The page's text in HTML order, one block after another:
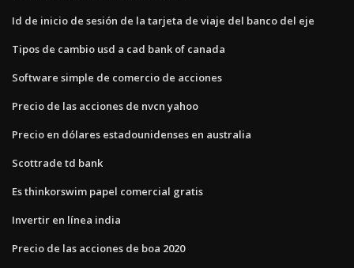
Id de inicio de sesión de la tarjeta de viaje del banco del eje
Tipos de cambio usd a cad bank of canada
Software simple de comercio de acciones
Precio de las acciones de nvcn yahoo
Precio en dólares estadounidenses en australia
Scottrade td bank
Es thinkorswim papel comercial gratis
Invertir en línea india
Precio de las acciones de boa 2020